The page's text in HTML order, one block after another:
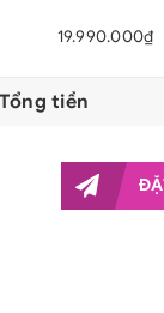
19.990.000₫
tiền